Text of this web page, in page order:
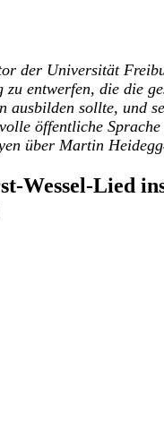
der Universität
zu entwerfen, die die
ausbilden sollte, und
öffentliche
über Martin
Wessel-Lied